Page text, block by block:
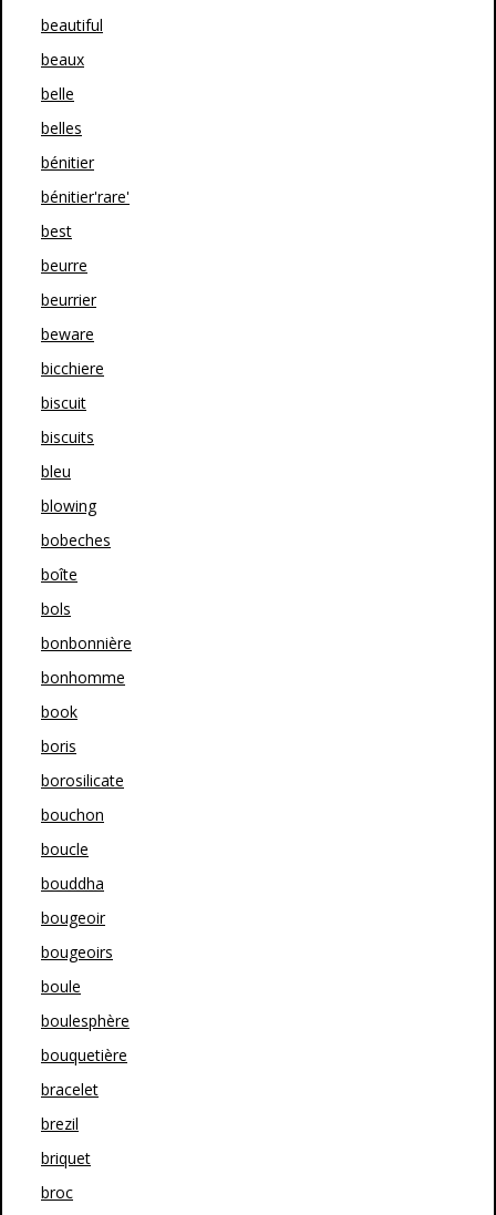
beautiful
beaux
belle
belles
bénitier
bénitier'rare'
best
beurre
beurrier
beware
bicchiere
biscuit
biscuits
bleu
blowing
bobeches
boîte
bols
bonbonnière
bonhomme
book
boris
borosilicate
bouchon
boucle
bouddha
bougeoir
bougeoirs
boule
boulesphère
bouquetière
bracelet
brezil
briquet
broc